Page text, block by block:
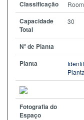
Classificação Room
Capacidade
Total
30
Nº de Planta
Planta
Planta
Fotografia do
Espaço